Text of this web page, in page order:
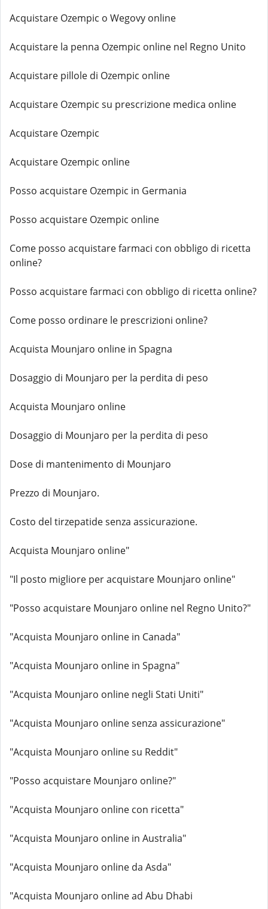
Acquistare Ozempic o Wegovy online
Acquistare la penna Ozempic online nel Regno Unito
Acquistare pillole di Ozempic online
Acquistare Ozempic su prescrizione medica online
Acquistare Ozempic
Acquistare Ozempic online
Posso acquistare Ozempic in Germania
Posso acquistare Ozempic online
Come posso acquistare farmaci con obbligo di ricetta
online?
Posso acquistare farmaci con obbligo di ricetta online?
Come posso ordinare le prescrizioni online?
Acquista Mounjaro online in Spagna
Dosaggio di Mounjaro per la perdita di peso
Acquista Mounjaro online
Dosaggio di Mounjaro per la perdita di peso
Dose di mantenimento di Mounjaro
Prezzo di Mounjaro.
Costo del tirzepatide senza assicurazione.
Acquista Mounjaro online"
"Il posto migliore per acquistare Mounjaro online"
"Posso acquistare Mounjaro online nel Regno Unito?"
"Acquista Mounjaro online in Canada"
"Acquista Mounjaro online in Spagna"
"Acquista Mounjaro online negli Stati Uniti"
"Acquista Mounjaro online senza assicurazione"
"Acquista Mounjaro online su Reddit"
"Posso acquistare Mounjaro online?"
"Acquista Mounjaro online con ricetta"
"Acquista Mounjaro online in Australia"
"Acquista Mounjaro online da Asda"
"Acquista Mounjaro online ad Abu Dhabi